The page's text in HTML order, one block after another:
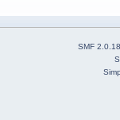
SMF 2.0.18